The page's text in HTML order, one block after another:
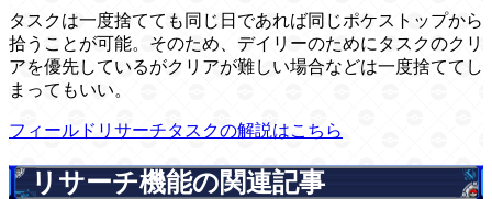
タスクは一度捨てても同じ日であれば同じポケストップから
拾うことが可能。そのため、デイリーのためにタスクのクリ
アを優先しているがクリアが難しい場合などは一度捨ててし
まってもいい。
フィールドリサーチタスクの解説はこちら
リサーチ機能の関連記事